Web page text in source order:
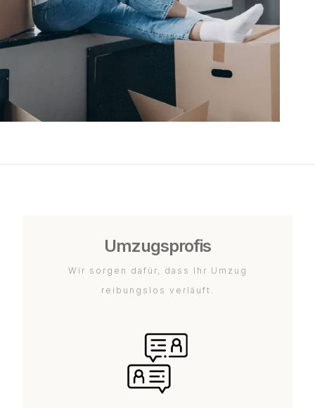
Umzugsprofis
Wir sorgen dafür, dass Ihr Umzug
reibungslos verläuft.